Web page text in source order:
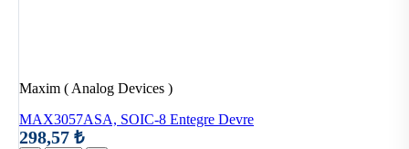
Maxim ( Analog Devices )
MAX3057ASA, SOIC-8 Entegre Devre
298,57 ₺